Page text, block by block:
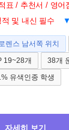
표 / 추천서 / 영어
및 내신 필수
렌스 남서쪽 위치
19~28개
38개
유색인종 학생
자세히 보기